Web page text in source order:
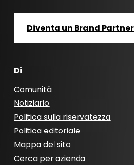
Diventa un Brand Partner
Di
Comunità
Notiziario
Politica sulla riservatezza
Politica editoriale
Mappa del sito
Cerca per azienda